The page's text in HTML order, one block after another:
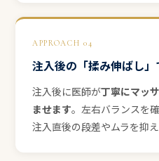
APPROACH 04
注入後の「揉み伸ばし」
注入後に医師が丁寧にマッ
ませます。左右バランスを
注入直後の段差やムラを抑